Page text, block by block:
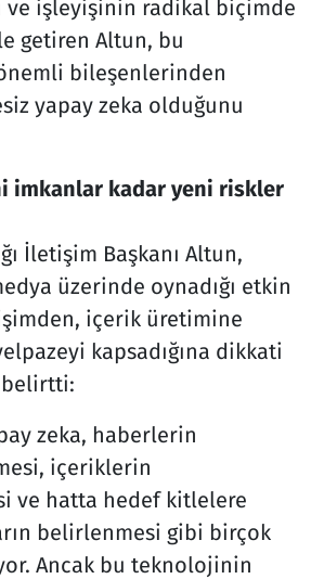
ve işleyişinin radikal biçimde
getiren Altun, bu
bileşenlerinden
yapay zeka olduğunu
imkanlar kadar yeni riskler
İletişim Başkanı Altun,
üzerinde oynadığı etkin
içerik üretimine
kapsadığına dikkati
belirtti:
zeka, haberlerin
içeriklerin
ve hatta hedef kitlelere
belirlenmesi gibi birçok
Ancak bu teknolojinin